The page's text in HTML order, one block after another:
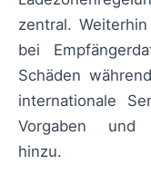
zentral.
bei
Schäden
internationale
Vorgaben und
hinzu.